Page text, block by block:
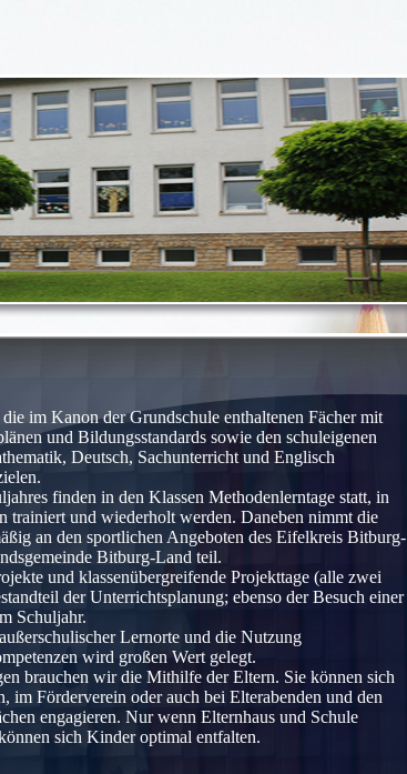
im Kanon der Grundschule enthaltenen Fächer mit
und Bildungsstandards sowie den schuleigenen
Deutsch, Sachunterricht und Englisch
finden in den Klassen Methodenlerntage statt, in
trainiert und wiederholt werden. Daneben nimmt die
an den sportlichen Angeboten des Eifelkreis Bitburg-
Bitburg-Land teil.
und klassenübergreifende Projekttage (alle zwei
der Unterrichtsplanung; ebenso der Besuch einer
Schuljahr.
Lernorte und die Nutzung
wird großen Wert gelegt.
brauchen wir die Mithilfe der Eltern. Sie können sich
im Förderverein oder auch bei Elterabenden und den
engagieren. Nur wenn Elternhaus und Schule
sich Kinder optimal entfalten.